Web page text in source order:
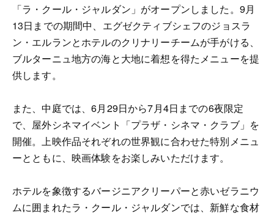
「ラ・クール・ジャルダン」がオープンしました。9月
13日までの期間中、エグゼクティブシェフのジョスラ
ン・エルランとホテルのクリナリーチームが手がける、
ブルターニュ地方の海と大地に着想を得たメニューを提
供します。
また、中庭では、6月29日から7月4日までの6夜限定
で、屋外シネマイベント「プラザ・シネマ・クラブ」を
開催。上映作品それぞれの世界観に合わせた特別メニュ
ーとともに、映画体験をお楽しみいただけます。
ホテルを象徴するバージニアクリーパーと赤いゼラニウ
ムに囲まれたラ・クール・ジャルダンでは、新鮮な食材